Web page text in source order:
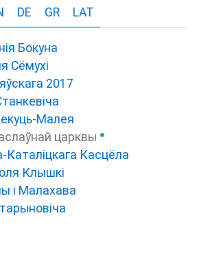
DE GR LAT
Бокуна
Сёмухі
2017
Малея
царквы ●
Касцёла
Клышкi
і Малахава